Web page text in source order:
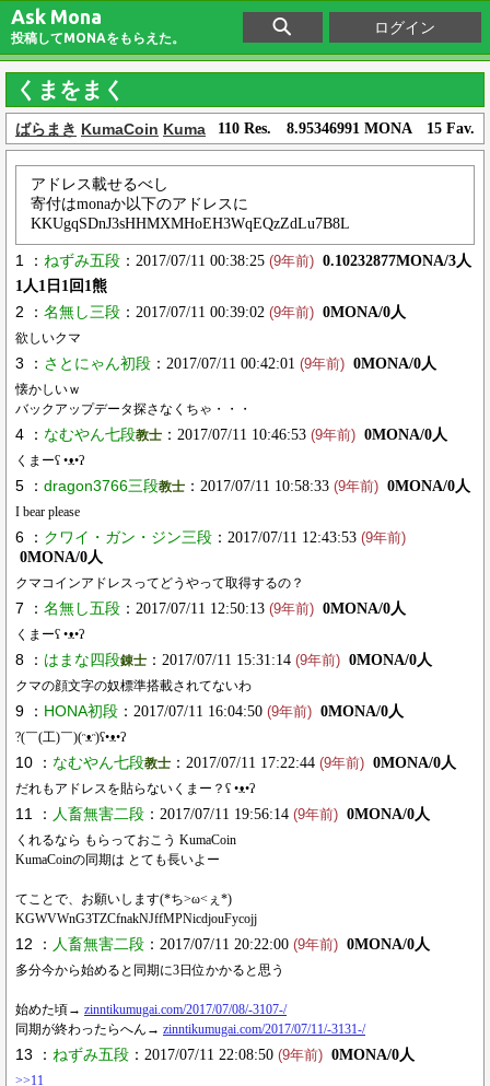
Ask Mona
投稿してMONAをもらえた。
ログイン
くまをまく
ばらまき KumaCoin Kuma 110 Res. 8.95346991 MONA 15 Fav.
アドレス載せるべし
寄付はmonaか以下のアドレスに
KKUgqSDnJ3sHHMXMHoEH3WqEQzZdLu7B8L
1 ： ねずみ五段 ：2017/07/11 00:38:25 (9年前) 0.10232877MONA/3人
1人1日1回1熊
2 ： 名無し三段 ：2017/07/11 00:39:02 (9年前) 0MONA/0人
欲しいクマ
3 ： さとにゃん初段 ：2017/07/11 00:42:01 (9年前) 0MONA/0人
懐かしいｗ
バックアップデータ探さなくちゃ・・・
4 ： なむやん七段教士 ：2017/07/11 10:46:53 (9年前) 0MONA/0人
くまーʕ •ᴥ•ʔ
5 ： dragon3766三段教士 ：2017/07/11 10:58:33 (9年前) 0MONA/0人
I bear please
6 ： クワイ・ガン・ジン三段 ：2017/07/11 12:43:53 (9年前)
0MONA/0人
クマコインアドレスってどうやって取得するの？
7 ： 名無し五段 ：2017/07/11 12:50:13 (9年前) 0MONA/0人
くまーʕ •ᴥ•ʔ
8 ： はまな四段錬士 ：2017/07/11 15:31:14 (9年前) 0MONA/0人
クマの顔文字の奴標準搭載されてないわ
9 ： HONA初段 ：2017/07/11 16:04:50 (9年前) 0MONA/0人
?(￣(工)￣)(ᵔᴥᵔ)ʕ•ᴥ•ʔ
10 ： なむやん七段教士 ：2017/07/11 17:22:44 (9年前) 0MONA/0人
だれもアドレスを貼らないくまー？ʕ •ᴥ•ʔ
11 ： 人畜無害二段 ：2017/07/11 19:56:14 (9年前) 0MONA/0人
くれるなら もらっておこう KumaCoin
KumaCoinの同期は とても長いよー
てことで、お願いします(*ち>ω<ぇ*)
KGWVWnG3TZCfnakNJffMPNicdjouFycojj
12 ： 人畜無害二段 ：2017/07/11 20:22:00 (9年前) 0MONA/0人
多分今から始めると同期に3日位かかると思う
始めた頃→ zinntikumugai.com/2017/07/08/-3107-/
同期が終わったらへん→ zinntikumugai.com/2017/07/11/-3131-/
13 ： ねずみ五段 ：2017/07/11 22:08:50 (9年前) 0MONA/0人
>>11